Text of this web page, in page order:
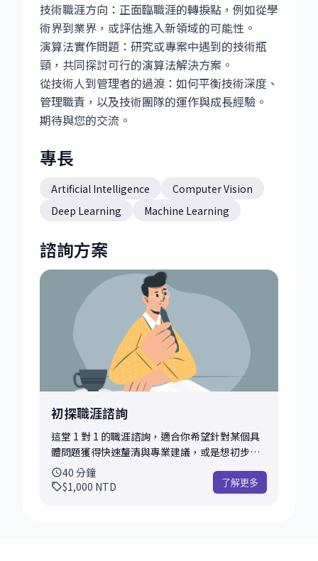
技術職涯方向：正面臨職涯的轉捩點，例如從學
術界到業界，或評估進入新領域的可能性。
演算法實作問題：研究或專案中遇到的技術瓶
頸，共同探討可行的演算法解決方案。
從技術人到管理者的過渡：如何平衡技術深度、
管理職責，以及技術團隊的運作與成長經驗。
期待與您的交流。
專長
Artificial Intelligence
Computer Vision
Deep Learning
Machine Learning
諮詢方案
初探職涯諮詢
這堂 1 對 1 的職涯諮詢，適合你希望針對某個具
體問題獲得快速釐清與專業建議，或是想初步了
解導師的風格與互動方式。這也是許多學員進行
首次會談、試水溫的首選。 在這段時間內，我們
40 分鐘
$1,000 NTD 了解更多